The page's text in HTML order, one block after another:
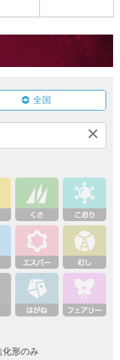
全国
×
化形のみ